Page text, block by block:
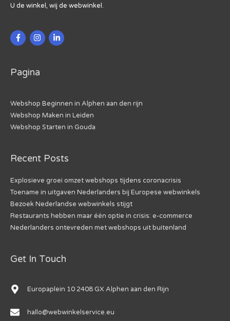
U de winkel, wij de webwinkel.
Pagina
Webshop Beginnen in Alphen aan den rijn
Webshop Maken in Leiden
Webshop Starten in Gouda
Recent Posts
Explosieve groei omzet webshops tijdens coronacrisis
Toename in uitgaven Nederlanders bij Europese webwinkels
Bezoek Nederlandse webwinkels stijgt
Restaurants hebben maar één optie in crisis: e-commerce
Nederlanders ontevreden met webshops uit buitenland
Get In Touch
Europaplein 10 2408 GX Alphen aan den Rijn
hallo@webwinkelservice.eu